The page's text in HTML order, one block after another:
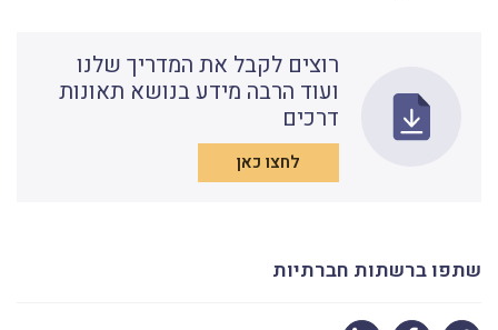
רוצים לקבל את המדריך שלנו
ועוד הרבה מידע בנושא תאונות
דרכים
לחצו כאן
שתפו ברשתות חברתיות